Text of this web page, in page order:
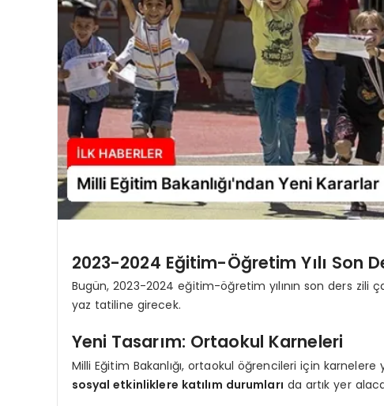
2023-2024 Eğitim-Öğretim Yılı Son
Bugün, 2023-2024 eğitim-öğretim yılının son ders
yaz tatiline girecek.
Yeni Tasarım: Ortaokul Karneleri
Milli Eğitim Bakanlığı, ortaokul öğrencileri için karnelere
sosyal etkinliklere katılım durumları da artık yer